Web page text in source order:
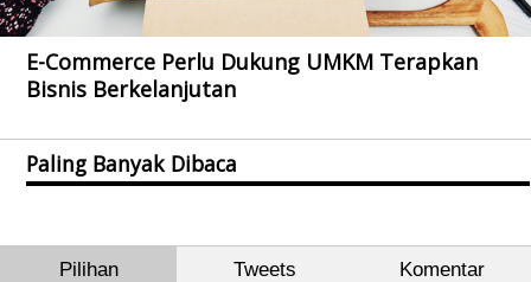
E-Commerce Perlu Dukung UMKM Terapkan
Bisnis Berkelanjutan
Paling Banyak Dibaca
Pilihan Tweets Komentar